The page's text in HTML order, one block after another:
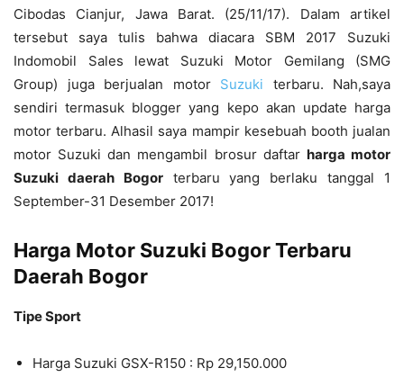
Cibodas Cianjur, Jawa Barat. (25/11/17). Dalam artikel
tersebut saya tulis bahwa diacara SBM 2017 Suzuki
Indomobil Sales lewat Suzuki Motor Gemilang (SMG
Group) juga berjualan motor Suzuki terbaru. Nah,saya
sendiri termasuk blogger yang kepo akan update harga
motor terbaru. Alhasil saya mampir kesebuah booth jualan
motor Suzuki dan mengambil brosur daftar harga motor
Suzuki daerah Bogorterbaru yang berlaku tanggal 1
September-31 Desember 2017!
Harga Motor Suzuki Bogor Terbaru
Daerah Bogor
Tipe Sport
Harga Suzuki GSX-R150 : Rp 29,150.000